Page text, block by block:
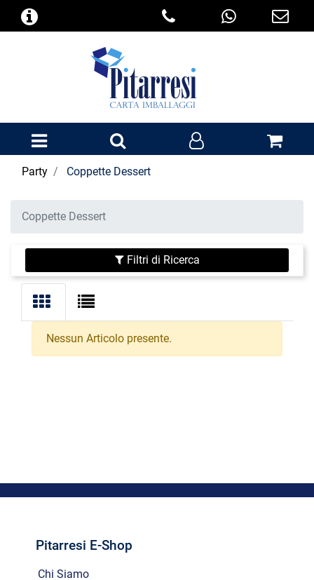
Open menu
Party Coppette Dessert
Coppette Dessert
Filtri di Ricerca
Nessun Articolo presente.
Pitarresi E-Shop
Chi Siamo